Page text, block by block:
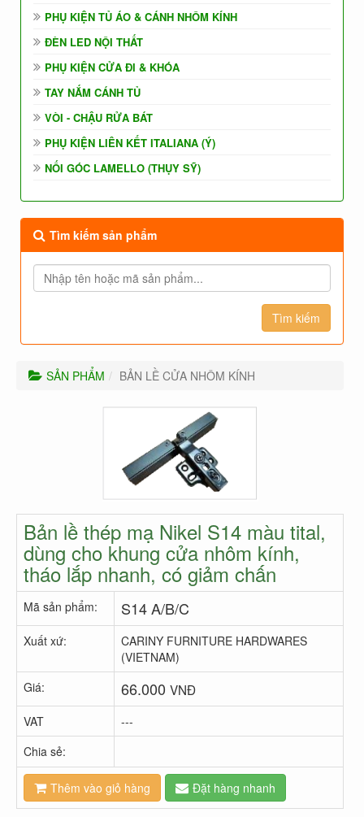
PHỤ KIỆN TỦ ÁO & CÁNH NHÔM KÍNH
ĐÈN LED NỘI THẤT
PHỤ KIỆN CỬA ĐI & KHÓA
TAY NẮM CÁNH TỦ
VÒI - CHẬU RỬA BÁT
PHỤ KIỆN LIÊN KẾT ITALIANA (Ý)
NỐI GÓC LAMELLO (THỤY SỸ)
Tìm kiếm sản phẩm
SẢN PHẨM BẢN LỀ CỬA NHÔM KÍNH
Bản lề thép mạ Nikel S14 màu tital,
dùng cho khung cửa nhôm kính,
tháo lắp nhanh, có giảm chấn
Mã sản phẩm: S14 A/B/C
Xuất xứ:
CARINY FURNITURE HARDWARES
(VIETNAM)
Giá:
66.000 VNĐ
VAT
---
Chia sẻ:
Thêm vào giỏ hàng Đặt hàng nhanh